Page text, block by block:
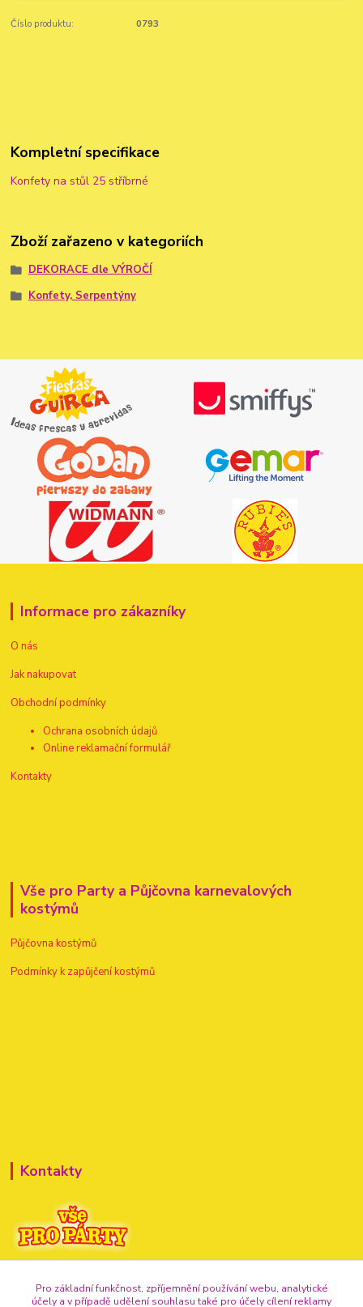
Číslo produktu: 0793
Kompletní specifikace
Konfety na stůl 25 stříbrné
Zboží zařazeno v kategoriích
DEKORACE dle VÝROČÍ
Konfety, Serpentýny
Informace pro zákazníky
O nás
Jak nakupovat
Obchodní podmínky
Ochrana osobních údajů
Online reklamační formulář
Kontakty
Vše pro Party a Půjčovna karnevalových
kostýmů
Půjčovna kostýmů
Podmínky k zapůjčení kostýmů
Kontakty
Pro základní funkčnost, zpříjemnění používání webu, analytické
účely a v případě udělení souhlasu také pro účely cílení reklamy